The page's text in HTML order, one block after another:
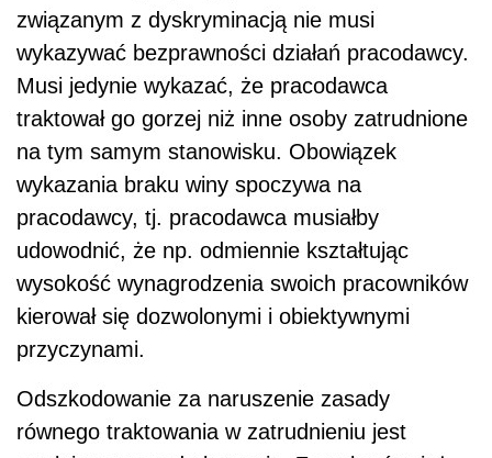
związanym z dyskryminacją nie musi
wykazywać bezprawności działań pracodawcy.
Musi jedynie wykazać, że pracodawca
traktował go gorzej niż inne osoby zatrudnione
na tym samym stanowisku. Obowiązek
wykazania braku winy spoczywa na
pracodawcy, tj. pracodawca musiałby
udowodnić, że np. odmiennie kształtując
wysokość wynagrodzenia swoich pracowników
kierował się dozwolonymi i obiektywnymi
przyczynami.
Odszkodowanie za naruszenie zasady
równego traktowania w zatrudnieniu jest